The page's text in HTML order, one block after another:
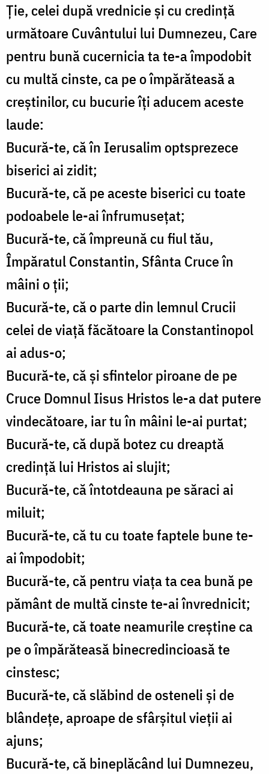
Ţie, celei după vrednicie şi cu credinţă
următoare Cuvântului lui Dumnezeu, Care
pentru bună cucernicia ta te-a împodobit
cu multă cinste, ca pe o împărăteasă a
creştinilor, cu bucurie îţi aducem aceste
laude:
Bucură-te, că în Ierusalim optsprezece
biserici ai zidit;
Bucură-te, că pe aceste biserici cu toate
podoabele le-ai înfrumuseţat;
Bucură-te, că împreună cu fiul tău,
Împăratul Constantin, Sfânta Cruce în
mâini o ţii;
Bucură-te, că o parte din lemnul Crucii
celei de viaţă făcătoare la Constantinopol
ai adus-o;
Bucură-te, că şi sfintelor piroane de pe
Cruce Domnul Iisus Hristos le-a dat putere
vindecătoare, iar tu în mâini le-ai purtat;
Bucură-te, că după botez cu dreaptă
credinţă lui Hristos ai slujit;
Bucură-te, că întotdeauna pe săraci ai
miluit;
Bucură-te, că tu cu toate faptele bune te-
ai împodobit;
Bucură-te, că pentru viaţa ta cea bună pe
pământ de multă cinste te-ai învrednicit;
Bucură-te, că toate neamurile creştine ca
pe o împărăteasă binecredincioasă te
cinstesc;
Bucură-te, că slăbind de osteneli şi de
blândeţe, aproape de sfârşitul vieţii ai
ajuns;
Bucură-te, că bineplăcând lui Dumnezeu,